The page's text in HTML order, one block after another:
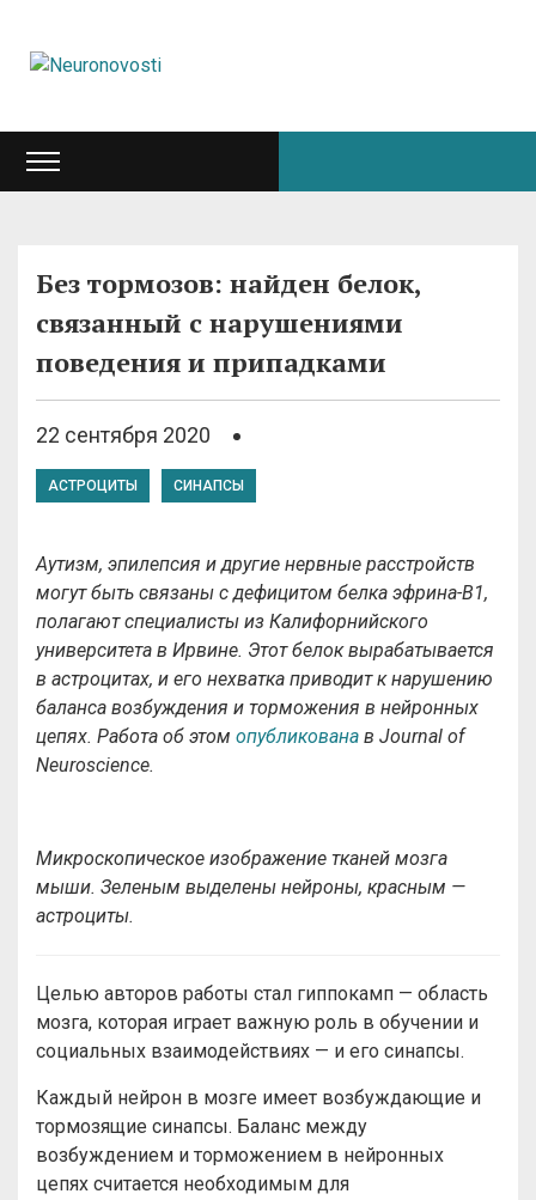
Без тормозов: найден белок,
связанный с нарушениями
поведения и припадками
22 сентября 2020
АСТРОЦИТЫ СИНАПСЫ
Аутизм, эпилепсия и другие нервные расстройств
могут быть связаны с дефицитом белка эфрина-B1,
полагают специалисты из Калифорнийского
университета в Ирвине. Этот белок вырабатывается
в астроцитах, и его нехватка приводит к нарушению
баланса возбуждения и торможения в нейронных
цепях. Работа об этом опубликована в Journal of
Neuroscience.
Микроскопическое изображение тканей мозга
мыши. Зеленым выделены нейроны, красным —
астроциты.
Целью авторов работы стал гиппокамп — область
мозга, которая играет важную роль в обучении и
социальных взаимодействиях — и его синапсы.
Каждый нейрон в мозге имеет возбуждающие и
тормозящие синапсы. Баланс между
возбуждением и торможением в нейронных
цепях считается необходимым для